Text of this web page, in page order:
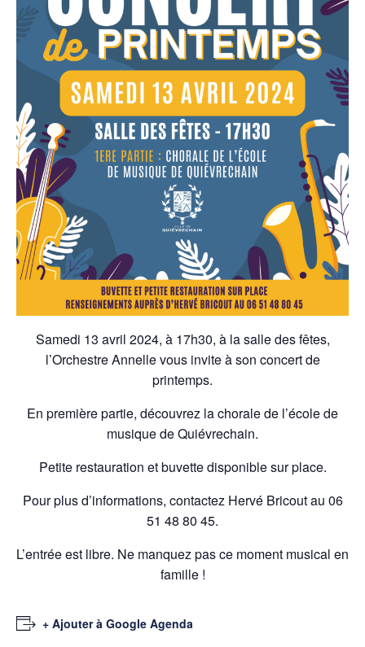
Samedi 13 avril 2024, à 17h30, à la salle des fêtes,
l’Orchestre Annelle vous invite à son concert de
printemps.
En première partie, découvrez la chorale de l’école de
musique de Quiévrechain.
Petite restauration et buvette disponible sur place.
Pour plus d’informations, contactez Hervé Bricout au 06
51 48 80 45.
L’entrée est libre. Ne manquez pas ce moment musical en
famille !
+ Ajouter à Google Agenda